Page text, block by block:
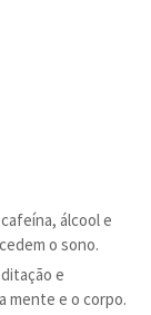
álcool e
o sono.
e
mente e o corpo.